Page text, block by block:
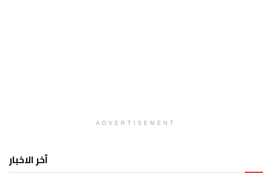
ADVERTISEMENT
آخر الاخبار